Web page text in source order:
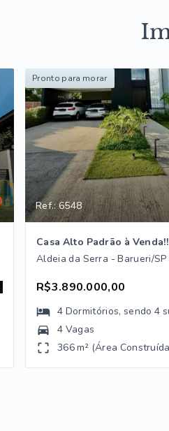
Pronto para morar
Ref.: 6548
Casa Alto Padrão à Venda!!
Aldeia da Serra - Barueri/SP
R$3.890.000,00
4 Dormitórios, sendo4
4 Vagas
366 m² (Área